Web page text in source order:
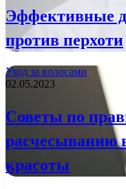
Эффективные
против перхоти
Уход за волосами
02.05.2023
Советы по
расчесыванию
красоты